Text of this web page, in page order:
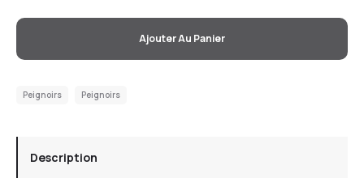
Ajouter Au Panier
Peignoirs Peignoirs
Description